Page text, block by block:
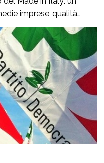
imprese, qualità
e competenze
in valore
Lo afferma
all’incontro di
[…]